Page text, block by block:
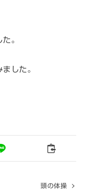
。
した。
頭の体操